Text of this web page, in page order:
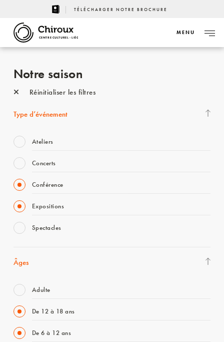
TÉLÉCHARGER NOTRE BROCHURE
CENTRE CULTUREL - LIÈGE
MENU
Notre saison
Réinitialiser les filtres
Type d’événement
Ateliers
Concerts
Conférence
Expositions
Spectacles
Âges
Adulte
De 12 à 18 ans
De 6 à 12 ans